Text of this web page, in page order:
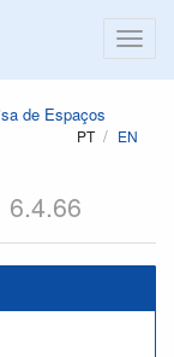
de Espaços
PT EN
6.4.66